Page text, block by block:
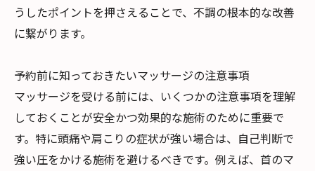
うしたポイントを押さえることで、不調の根本的な改善
に繋がります。
予約前に知っておきたいマッサージの注意事項
マッサージを受ける前には、いくつかの注意事項を理解
しておくことが安全かつ効果的な施術のために重要で
す。特に頭痛や肩こりの症状が強い場合は、自己判断で
強い圧をかける施術を避けるべきです。例えば、首のマ